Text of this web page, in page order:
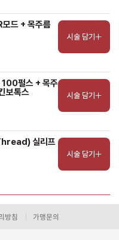
드 + 목주름
시술 담기
펄스 + 목주
보톡스
시술 담기
실리프
시술 담기
방침 가맹문의